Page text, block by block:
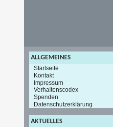
ALLGEMEINES
Startseite
Kontakt
Impressum
Verhaltenscodex
Spenden
Datenschutzerklärung
AKTUELLES